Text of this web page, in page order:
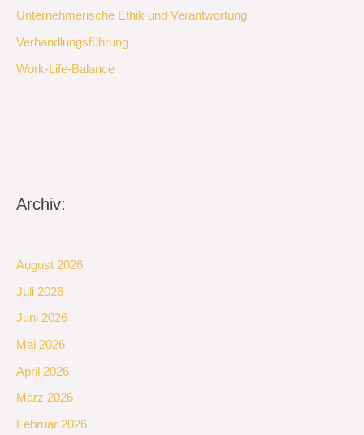
Unternehmerische Ethik und Verantwortung
Verhandlungsführung
Work-Life-Balance
Archiv:
August 2026
Juli 2026
Juni 2026
Mai 2026
April 2026
März 2026
Februar 2026